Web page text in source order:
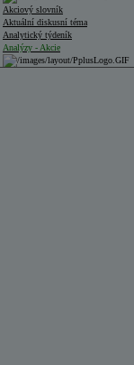
Akciový slovník
Aktuální diskusní téma
Analytický týdeník
Analýzy - Akcie